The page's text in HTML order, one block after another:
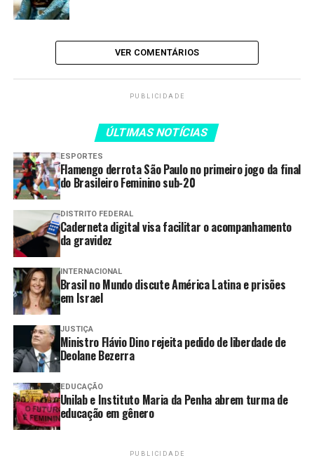
LEIA TAMBÉM
Lula afirma que Brasil não é
menor nem menos competitivo
que outros países
Lula defende o fim da jornada
devem ser ampliados para todos,
não apenas para os ricos.
Lula afirma que os mais pobres
não devem arcar com as
Douglas Ruas é eleito presidente
da Assembleia Legislativa do Rio
Lula destaca os riscos das apostas
digitais e das big techs para
famílias e a democracia
“O perfil de exportação do país em setores como
minério de ferro, cobre, lítio, entre outros, mostram
como tal pressuposto é equivocado,
independentemente de quanto mais incentivos e
subsídios se concedam ao setor”, diz o documento.
VER COMENTÁRIOS
PUBLICIDADE
ÚLTIMAS NOTÍCIAS
ESPORTES
Flamengo derrota São Paulo no primeiro jogo da final
do Brasileiro Feminino sub-20
DISTRITO FEDERAL
Caderneta digital visa facilitar o acompanhamento
da gravidez
INTERNACIONAL
Brasil no Mundo discute América Latina e prisões
em Israel
JUSTIÇA
Ministro Flávio Dino rejeita pedido de liberdade de
Deolane Bezerra
EDUCAÇÃO
Unilab e Instituto Maria da Penha abrem turma de
educação em gênero
PUBLICIDADE